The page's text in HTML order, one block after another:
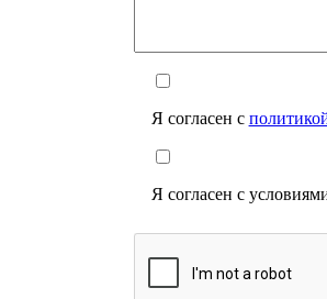
Я согласен с
Я согласен с